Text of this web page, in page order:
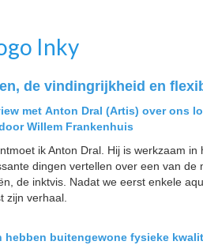
Inky
de vindingrijkheid en
met Anton Dral (Artis) over ons
Willem Frankenhuis
ik Anton Dral. Hij is werkzaam
dingen vertellen over een van de
de inktvis. Nadat we eerst enkele
zijn verhaal.
hebben buitengewone fysieke